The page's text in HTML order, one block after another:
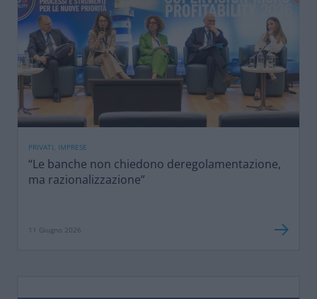
PRIVATI, IMPRESE
“Le banche non chiedono deregolamentazione,
ma razionalizzazione”
11 Giugno 2026